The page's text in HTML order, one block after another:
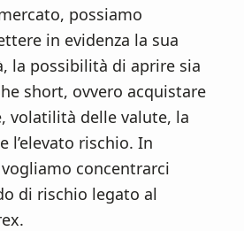
possiamo
in evidenza la sua
la possibilità di aprire sia
short, ovvero acquistare
volatilità delle valute, la
l’elevato rischio. In
concentrarci
di rischio legato al